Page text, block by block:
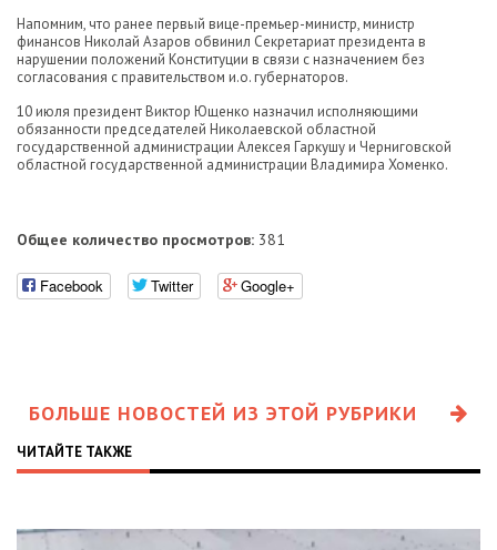
Напомним, что ранее первый вице-премьер-министр, министр
финансов Николай Азаров обвинил Секретариат президента в
нарушении положений Конституции в связи с назначением без
согласования с правительством и.о. губернаторов.
10 июля президент Виктор Ющенко назначил исполняющими
обязанности председателей Николаевской областной
государственной администрации Алексея Гаркушу и Черниговской
областной государственной администрации Владимира Хоменко.
Общее количество просмотров: 381
Facebook Twitter Google+
БОЛЬШЕ НОВОСТЕЙ ИЗ ЭТОЙ РУБРИКИ
ЧИТАЙТЕ ТАКЖЕ